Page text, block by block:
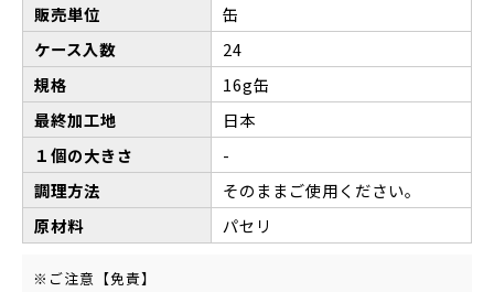
販売単位
缶
ケース入数
24
規格
16g缶
最終加工地
日本
１個の大きさ
-
調理方法
そのままご使用ください。
原材料
パセリ
※ご注意【免責】